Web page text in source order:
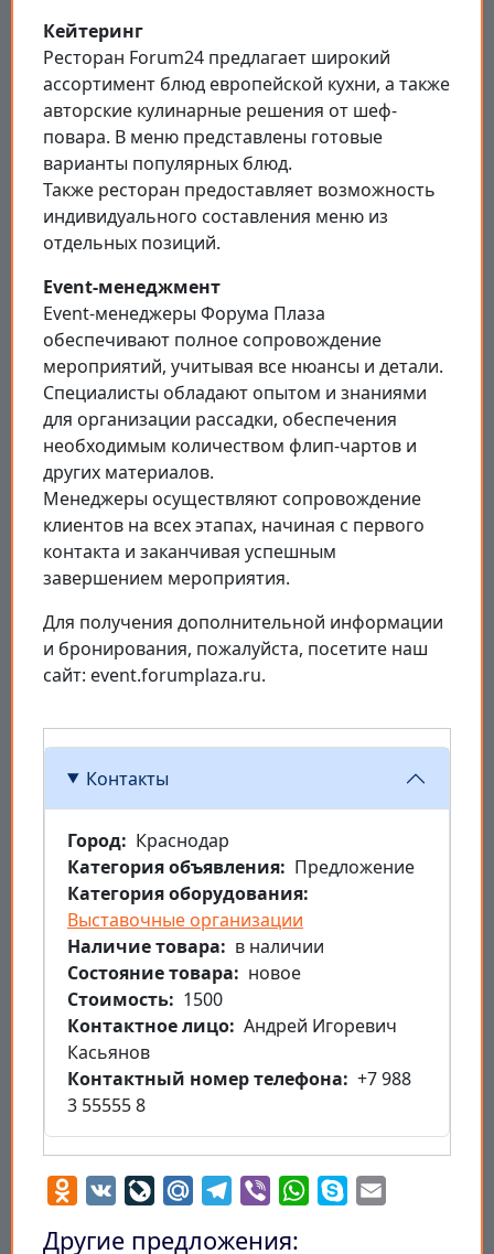
Кейтеринг
Ресторан Forum24 предлагает широкий
ассортимент блюд европейской кухни, а также
авторские кулинарные решения от шеф-
повара. В меню представлены готовые
варианты популярных блюд.
Также ресторан предоставляет возможность
индивидуального составления меню из
отдельных позиций.
Event-менеджмент
Event-менеджеры Форума Плаза
обеспечивают полное сопровождение
мероприятий, учитывая все нюансы и детали.
Специалисты обладают опытом и знаниями
для организации рассадки, обеспечения
необходимым количеством флип-чартов и
других материалов.
Менеджеры осуществляют сопровождение
клиентов на всех этапах, начиная с первого
контакта и заканчивая успешным
завершением мероприятия.
Для получения дополнительной информации
и бронирования, пожалуйста, посетите наш
сайт: event.forumplaza.ru.
Контакты
Город
Краснодар
Категория объявления
Предложение
Категория оборудования
Выставочные организации
Наличие товара
в наличии
Состояние товара
новое
Стоимость
1500
Контактное лицо Андрей Игоревич
Касьянов
Контактный номер телефона
+7 988
3 55555 8
Odnoklassniki
VK LiveJournal
Mail.RuTelegram
Viber WhatsApp
Skype
Другие предложения: